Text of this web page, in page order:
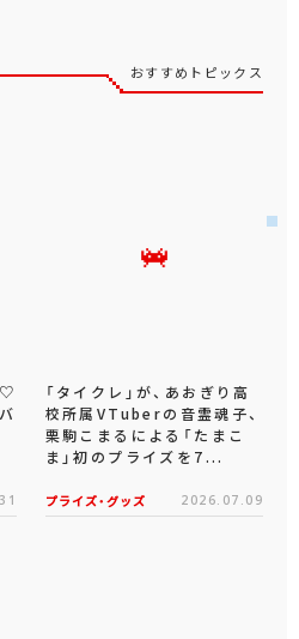
おすすめトピックス
♡
「タイクレ」が、あおぎり高
校所属VTuberの音霊魂子、
栗駒こまるによる「たまこ
ま」初のプライズを7...
プライズ・グッズ 2026.07.09